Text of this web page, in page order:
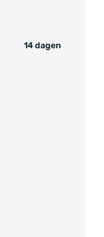
14 dagen